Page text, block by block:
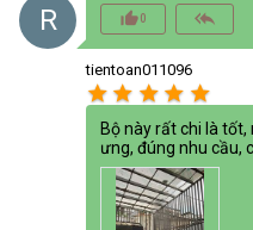
R thumb_up_alt0 reply_all
tientoan011096
star star star star star
Bộ này rất chi là
ưng, đúng nhu cầu,